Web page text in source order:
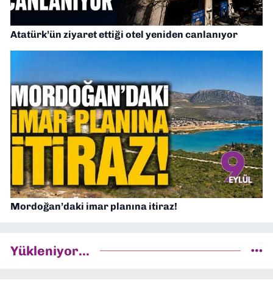
Atatürk’ün ziyaret ettiği otel yeniden canlanıyor
Mordoğan’daki imar planına itiraz!
Yükleniyor...